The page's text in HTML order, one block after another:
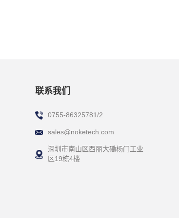
联系我们
0755-86325781/2
sales@noketech.com
深圳市南山区西丽大磡杨门工业
区19栋4楼